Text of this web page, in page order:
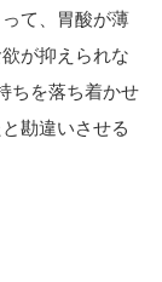
て、胃酸が薄
が抑えられな
ちを落ち着かせ
勘違いさせる